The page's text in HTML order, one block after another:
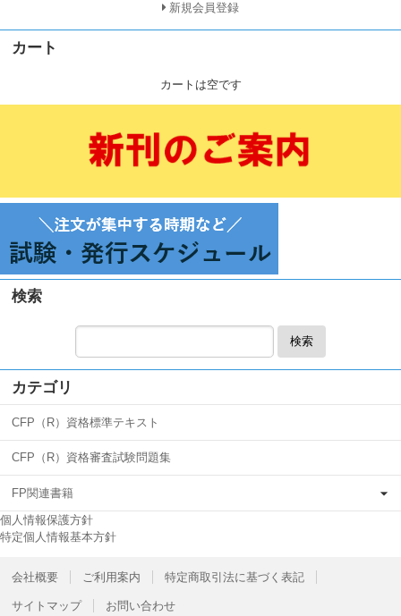
新規会員登録
カート
カートは空です
検索
検索
カテゴリ
CFP（R）資格標準テキスト
CFP（R）資格審査試験問題集
FP関連書籍
個人情報保護方針
特定個人情報基本方針
会社概要 ご利用案内 特定商取引法に基づく表記
サイトマップ お問い合わせ